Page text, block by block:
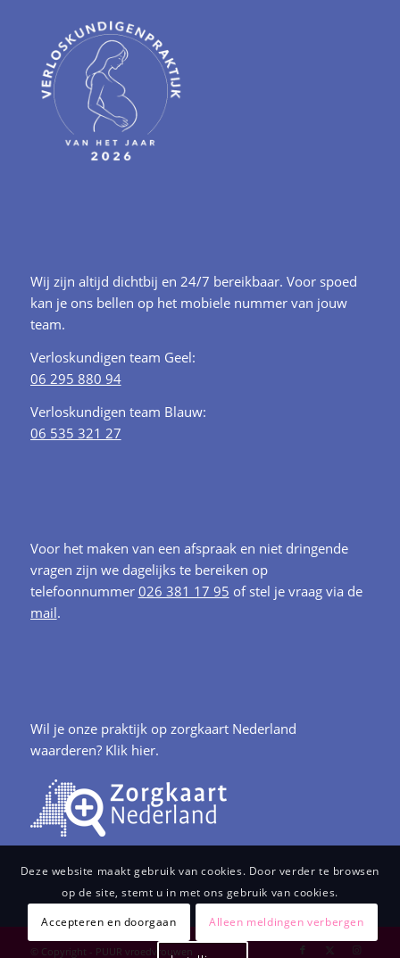
Wij zijn altijd dichtbij en 24/7 bereikbaar. Voor spoed
kan je ons bellen op het mobiele nummer van jouw
team.
Verloskundigen team Geel:
06 295 880 94
Verloskundigen team Blauw:
06 535 321 27
Voor het maken van een afspraak en niet dringende
vragen zijn we dagelijks te bereiken op
telefoonnummer 026 381 17 95 of stel je vraag via de
mail.
Wil je onze praktijk op zorgkaart Nederland
waarderen? Klik hier.
© Copyright - PUUR vroedvrouwen
Deze website maakt gebruik van cookies. Door verder te browsen
op de site, stemt u in met ons gebruik van cookies.
Accepteren en doorgaan
Alleen meldingen verbergen